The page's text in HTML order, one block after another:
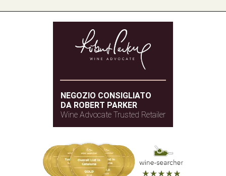
NEGOZIO CONSIGLIATO
DA ROBERT PARKER
Wine Advocate Trusted Retailer